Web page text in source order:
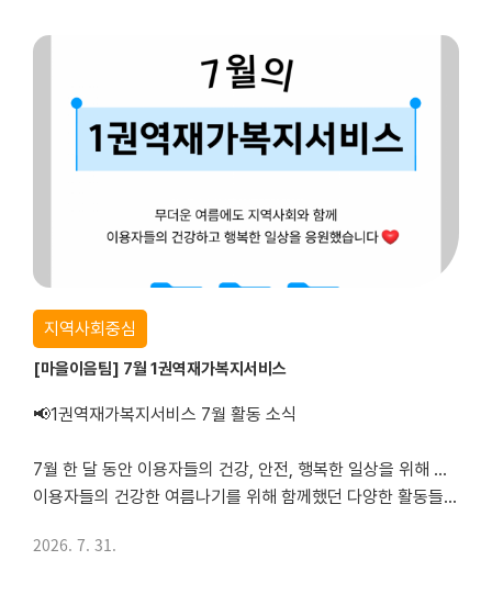
지역사회중심
[마을이음팀] 7월 1권역재가복지서비스
📢1권역재가복지서비스 7월 활동 소식
7월 한 달 동안 이용자들의 건강, 안전, 행복한 일상을 위해 다양한 재가복지서비스를 제공했습니다.
이용자들의 건강한 여름나기를 위해 함께했던 다양한 활동들을 소개합니다 🍉💌
2026. 7. 31.